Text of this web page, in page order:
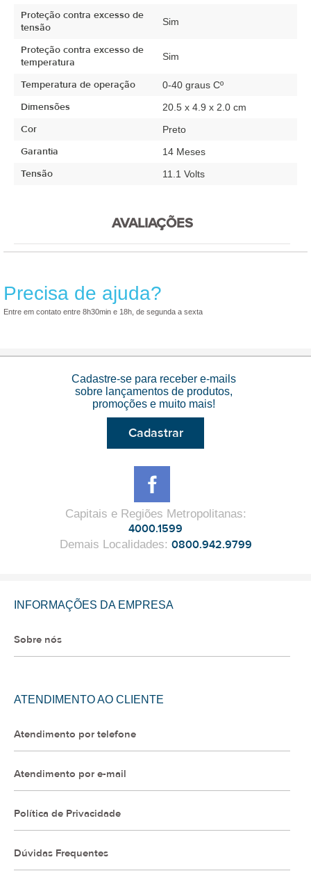
Proteção contra excesso de
tensão
Sim
Proteção contra excesso de
temperatura
Sim
Temperatura de operação 0-40 graus Cº
Dimensões 20.5 x 4.9 x 2.0 cm
Cor Preto
Garantia 14 Meses
Tensão 11.1 Volts
AVALIAÇÕES
Precisa de ajuda?
Entre em contato entre 8h30min e 18h, de segunda a sexta
Cadastre-se para receber e-mails
sobre lançamentos de produtos,
promoções e muito mais!
Cadastrar
Capitais e Regiões Metropolitanas:
4000.1599
Demais Localidades: 0800.942.9799
INFORMAÇÕES DA EMPRESA
Sobre nós
ATENDIMENTO AO CLIENTE
Atendimento por telefone
Atendimento por e-mail
Política de Privacidade
Dúvidas Frequentes